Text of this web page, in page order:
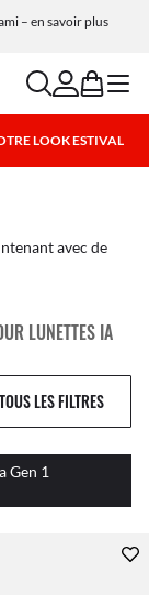
– en savoir plus
searchaccount
bag menu
LOOK ESTIVAL
avec de
LUNETTES IA
TOUS LES FILTRES
Gen 1